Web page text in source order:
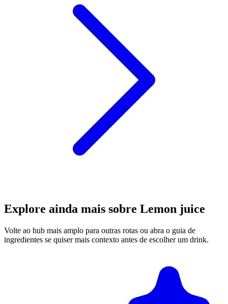
Explore ainda mais sobre Lemon juice
Volte ao hub mais amplo para outras rotas ou abra o guia de
ingredientes se quiser mais contexto antes de escolher um drink.